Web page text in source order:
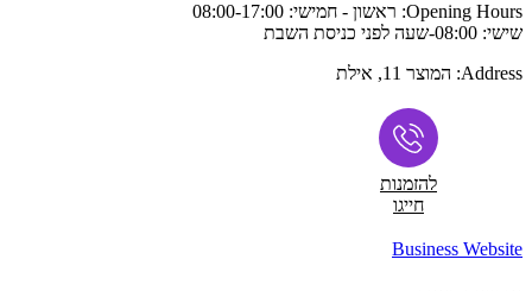
Opening Hours: ראשון - חמישי: 08:00-17:00
שישי: 08:00-שעה לפני כניסת השבת
Address: המוצר 11, אילת
להזמנות
חייגו
Business Website